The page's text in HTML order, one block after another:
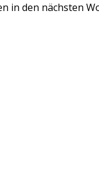
in den nächsten